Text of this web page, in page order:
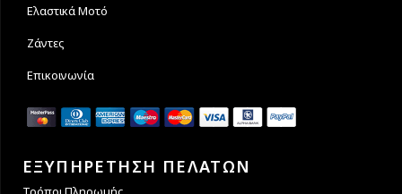
Ελαστικά Μοτό
Ζάντες
Επικοινωνία
ΕΞΥΠΗΡΕΤΗΣΗ ΠΕΛΑΤΩΝ